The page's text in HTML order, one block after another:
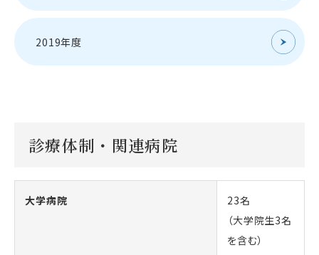
2019年度
診療体制・関連病院
大学病院
23名
（大学院生3名
を含む）